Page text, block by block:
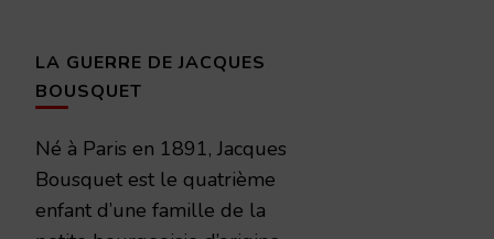
LA GUERRE DE JACQUES
BOUSQUET
Né à Paris en 1891, Jacques
Bousquet est le quatrième
enfant d’une famille de la